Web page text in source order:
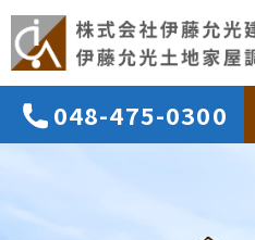
048-475-0300